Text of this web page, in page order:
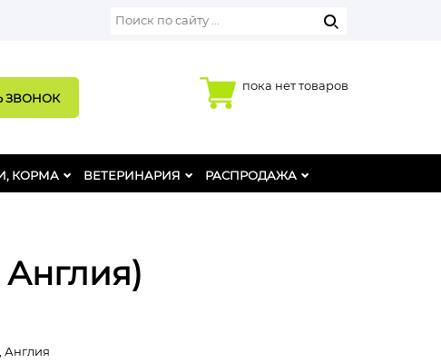
ЗВОНОК
пока нет товаров
КОРМА ВЕТЕРИНАРИЯ РАСПРОДАЖА
Англия